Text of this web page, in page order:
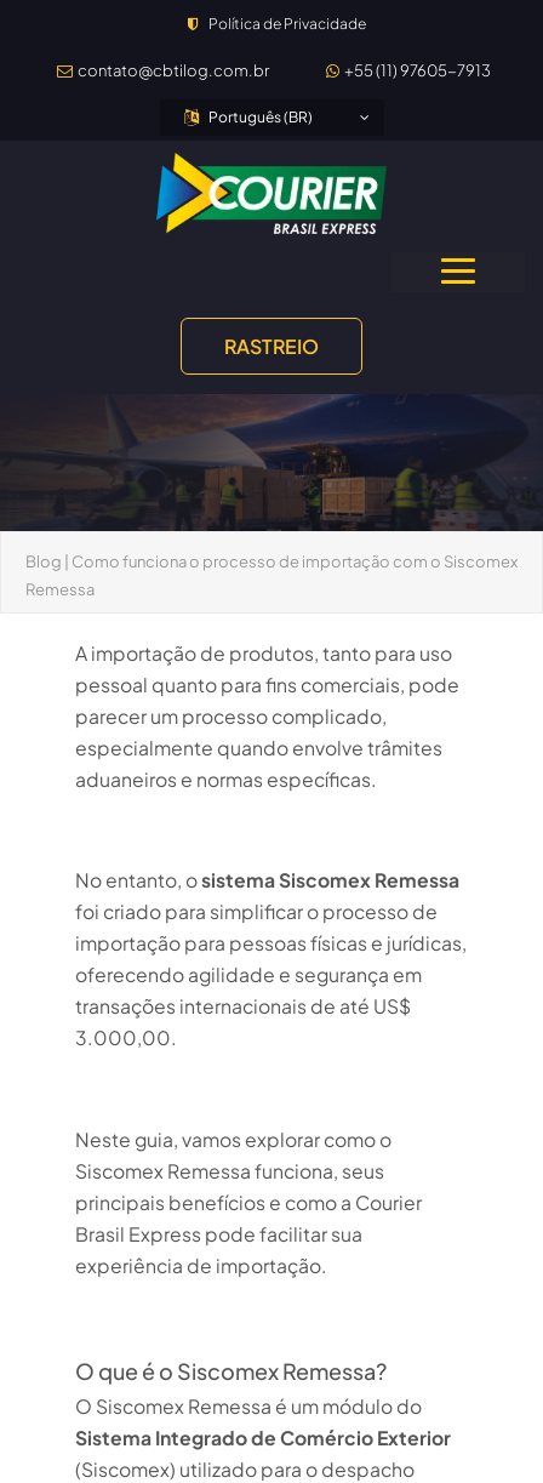
Política de Privacidade
contato@cbtilog.com.br +55 (11) 97605-7913
Português (BR)
RASTREIO
Blog
Como funciona o processo de importação com o Siscomex
Remessa
A importação de produtos, tanto para uso
pessoal quanto para fins comerciais, pode
parecer um processo complicado,
especialmente quando envolve trâmites
aduaneiros e normas específicas.
No entanto, osistema Siscomex Remessa
foi criado para simplificar o processo de
importação para pessoas físicas e jurídicas,
oferecendo agilidade e segurança em
transações internacionais de até US$
3.000,00.
Neste guia, vamos explorar como o
Siscomex Remessa funciona, seus
principais benefícios e como a Courier
Brasil Express pode facilitar sua
experiência de importação.
O que é o Siscomex Remessa?
O Siscomex Remessa é um módulo do
Sistema Integrado de Comércio Exterior
(Siscomex) utilizado para o despacho